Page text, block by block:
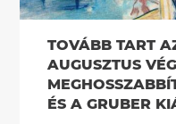
TOVÁBB TART
AUGUSZTUS
ÉS A GRUBER